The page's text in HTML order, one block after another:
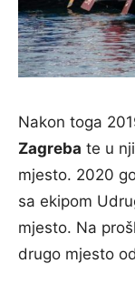
Nakon toga
Zagreba te u
mjesto. 2020
sa ekipom
mjesto. Na
drugo mjesto